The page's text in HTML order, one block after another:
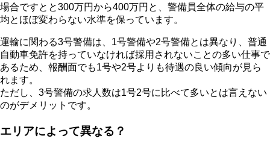
場合ですとと300万円から400万円と、警備員全体の給与の平
均とほぼ変わらない水準を保っています。
運輸に関わる3号警備は、1号警備や2号警備とは異なり、普通
自動車免許を持っていなければ採用されないことの多い仕事で
あるため、報酬面でも1号や2号よりも待遇の良い傾向が見ら
れます。
ただし、3号警備の求人数は1号2号に比べて多いとは言えない
のがデメリットです。
エリアによって異なる？